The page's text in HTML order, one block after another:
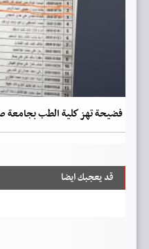
فضيحة تهز كلية الطب بجامعة
قد يعجبك ايضا